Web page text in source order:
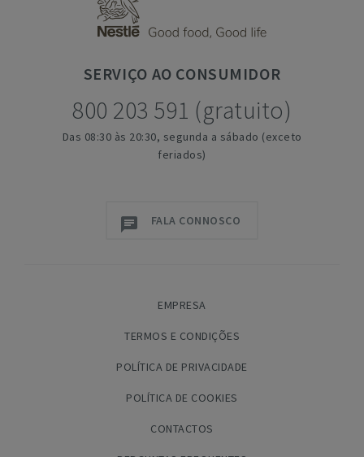
SERVIÇO AO CONSUMIDOR
800 203 591 (gratuito)
Das 08:30 às 20:30, segunda a sábado (exceto
feriados)
FALA CONNOSCO
EMPRESA
TERMOS E CONDIÇÕES
POLÍTICA DE PRIVACIDADE
POLÍTICA DE COOKIES
CONTACTOS